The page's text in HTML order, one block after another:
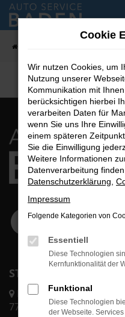
Zum
Hauptinhalt
STANDORT ACHERN
Karl-Bold-Str. 2/1
77855 Achern
Cookie
Wir nutzen Cookies, um
Nutzung unserer
Kommunikation mit
berücksichtigen hierbei
verarbeiten Daten für
wenn Sie uns Ihre
einem späteren
Sie die Einwilligung
Weitere Informationen
Datenverarbeitung
Datenschutzerklärung
Impressum
Folgende Kategorien von
Essentiell
Diese Technologien
Kernfunktionalität der
Funktional
Diese Technologien
der Webseite.